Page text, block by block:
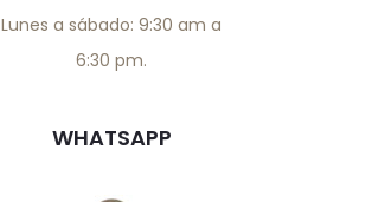
Lunes a sábado: 9:30 am a
6:30 pm.
WHATSAPP